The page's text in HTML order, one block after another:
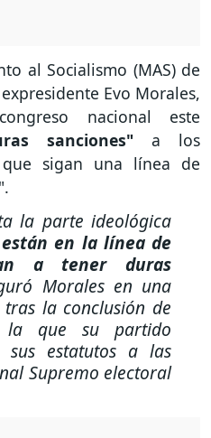
al Socialismo (MAS) de
Evo Morales,
nacional este
sanciones" a los
sigan una línea de
la parte ideológica
en la línea de
a tener duras
Morales en una
la conclusión de
que su partido
sus estatutos a las
Supremo electoral